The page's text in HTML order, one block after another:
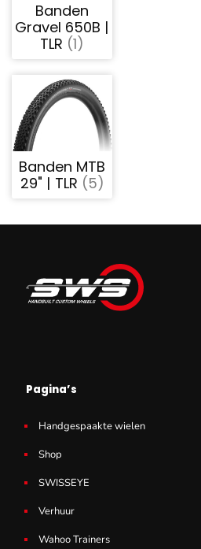
Banden
Gravel 650B |
TLR (1)
Banden MTB
29" | TLR (5)
Pagina’s
Handgespaakte wielen
Shop
SWISSEYE
Verhuur
Wahoo Trainers